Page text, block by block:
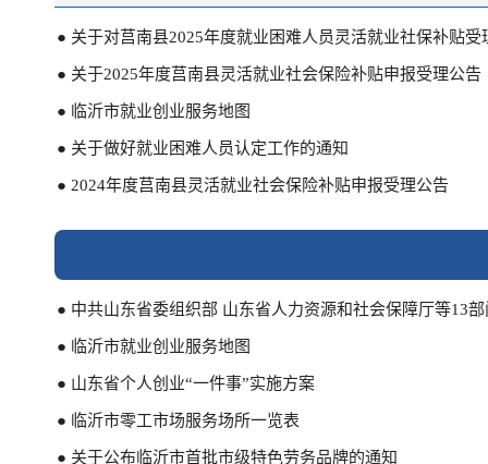
● 关于对莒南县2025年度就业困难人员灵活就业社保补贴受
● 关于2025年度莒南县灵活就业社会保险补贴申报受理公告
● 临沂市就业创业服务地图
● 关于做好就业困难人员认定工作的通知
● 2024年度莒南县灵活就业社会保险补贴申报受理公告
● 中共山东省委组织部 山东省人力资源和社会保障厅等13
● 临沂市就业创业服务地图
● 山东省个人创业“一件事”实施方案
● 临沂市零工市场服务场所一览表
● 关于公布临沂市首批市级特色劳务品牌的通知